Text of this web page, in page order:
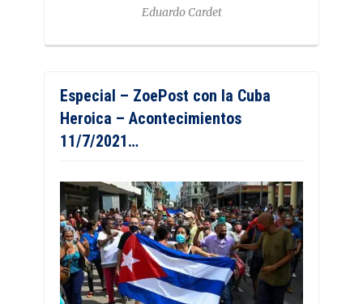
Eduardo Cardet
Especial – ZoePost con la Cuba
Heroica – Acontecimientos
11/7/2021…